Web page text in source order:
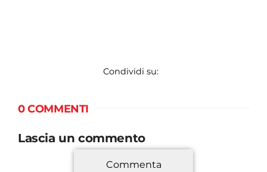
Condividi su:
0 COMMENTI
Lascia un commento
*
Commenta